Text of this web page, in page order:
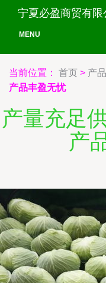
宁夏必盈商贸有限
MENU
当前位置： 首页 > 产
产品丰盈无忧
产量充足
产